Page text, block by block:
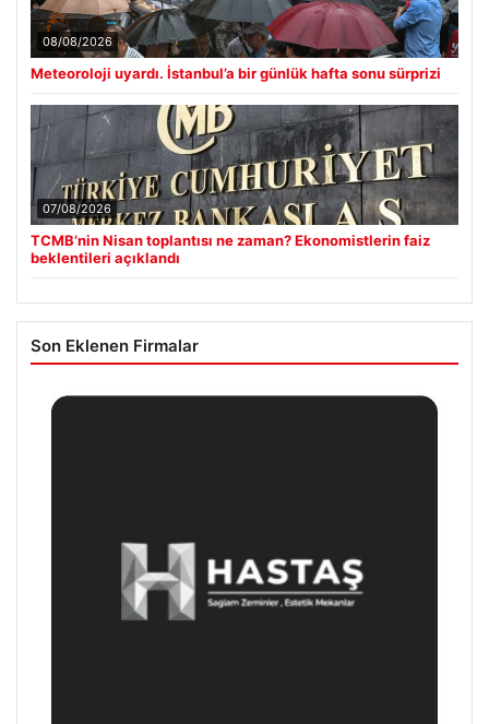
08/08/2026
Meteoroloji uyardı. İstanbul’a bir günlük hafta sonu sürprizi
07/08/2026
TCMB’nin Nisan toplantısı ne zaman? Ekonomistlerin faiz
beklentileri açıklandı
Son Eklenen Firmalar